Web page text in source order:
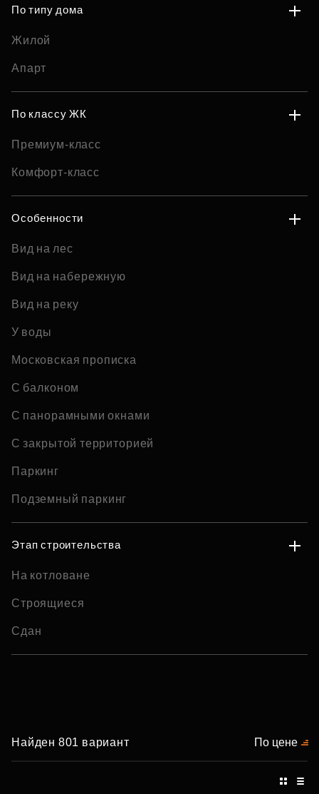
По типу дома
Жилой
Апарт
По классу ЖК
Премиум-класс
Комфорт-класс
Особенности
Вид на лес
Вид на набережную
Вид на реку
У воды
Московская прописка
С балконом
С панорамными окнами
С закрытой территорией
Паркинг
Подземный паркинг
Этап строительства
На котловане
Строящиеся
Сдан
Найден 801 вариант По цене